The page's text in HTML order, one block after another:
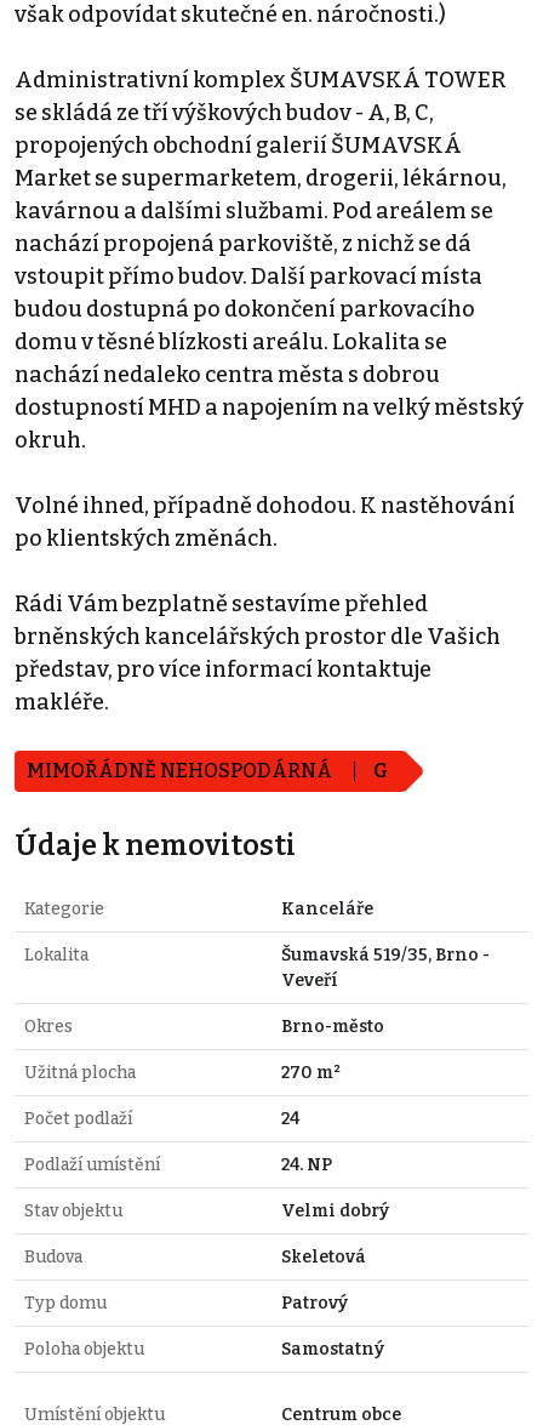
však odpovídat skutečné en. náročnosti.)
Administrativní komplex ŠUMAVSKÁ TOWER
se skládá ze tří výškových budov - A, B, C,
propojených obchodní galerií ŠUMAVSKÁ
Market se supermarketem, drogerii, lékárnou,
kavárnou a dalšími službami. Pod areálem se
nachází propojená parkoviště, z nichž se dá
vstoupit přímo budov. Další parkovací místa
budou dostupná po dokončení parkovacího
domu v těsné blízkosti areálu. Lokalita se
nachází nedaleko centra města s dobrou
dostupností MHD a napojením na velký městský
okruh.
Volné ihned, případně dohodou. K nastěhování
po klientských změnách.
Rádi Vám bezplatně sestavíme přehled
brněnských kancelářských prostor dle Vašich
představ, pro více informací kontaktuje
makléře.
MIMOŘÁDNĚ NEHOSPODÁRNÁ G
Údaje k nemovitosti
Kategorie Kanceláře
Lokalita
Šumavská 519/35, Brno -
Veveří
Okres Brno-město
Užitná plocha 270 m²
Počet podlaží 24
Podlaží umístění 24. NP
Stav objektu Velmi dobrý
Budova Skeletová
Typ domu Patrový
Poloha objektu Samostatný
Umístění objektu Centrum obce